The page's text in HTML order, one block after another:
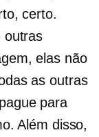
certo.
outras
elas não
as outras
para
Além disso,